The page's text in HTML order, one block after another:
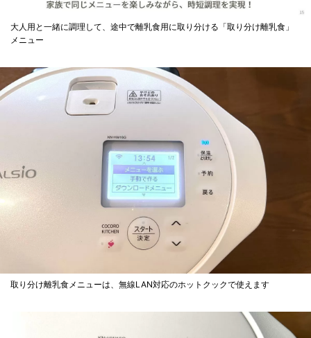
大人用と一緒に調理して、途中で離乳食用に取り分ける「取り分け離乳食」
メニュー
取り分け離乳食メニューは、無線LAN対応のホットクックで使えます